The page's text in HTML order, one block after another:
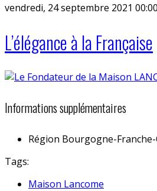
vendredi, 24 septembre 2021 00:00
L’élégance à la Française
Informations supplémentaires
Région Bourgogne-
Tags:
Maison Lancome